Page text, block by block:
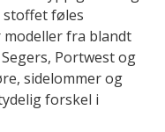
stoffet føles
modeller fra blandt
Portwest og
sidelommer og
forskel i